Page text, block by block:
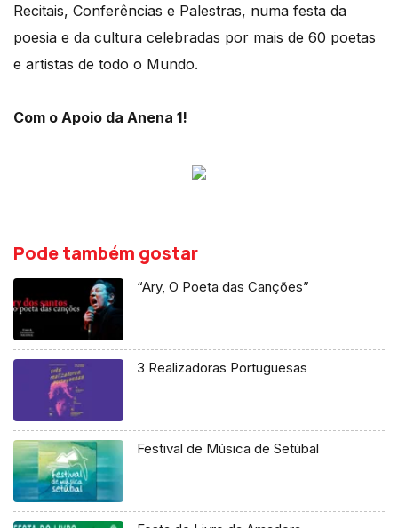
Recitais, Conferências e Palestras, numa festa da
poesia e da cultura celebradas por mais de 60 poetas
e artistas de todo o Mundo.
Com o Apoio da Anena 1!
Pode também gostar
“Ary, O Poeta das Canções”
3 Realizadoras Portuguesas
Festival de Música de Setúbal